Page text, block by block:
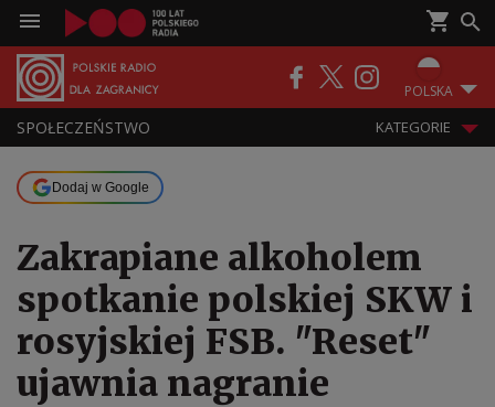
POLSKA
SPOŁECZEŃSTWO KATEGORIE
Dodaj w Google
Zakrapiane alkoholem
spotkanie polskiej SKW i
rosyjskiej FSB. "Reset"
ujawnia nagranie